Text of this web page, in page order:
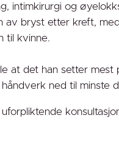
intimkirurgi og
av bryst etter kreft,
til kvinne.
at det han setter
ned til minste